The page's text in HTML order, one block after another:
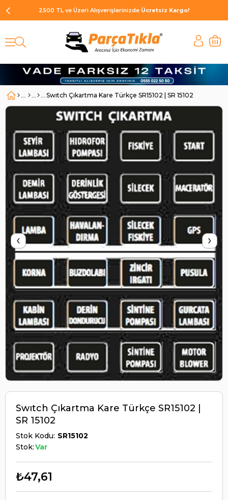
2500 TL ve Üzeri Alışverişlerinizde Ücretsiz Kargo!
Swıtch Çıkartma Kare Türkçe SR15102 | SR 15102
‹ ›
Swıtch Çıkartma Kare Türkçe SR15102 |
SR 15102
Stok Kodu SR15102
Stok:Var
₺47,61